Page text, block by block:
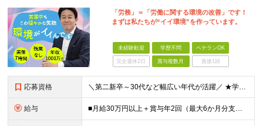
「労務」＝「労働に関する環境の改善」です！
まずは私たちが“イイ環境”を作っています。
未経験歓迎 学歴不問 ベテランOK
完全週休2日 賞与複数月 面接1回
応募資格 ＼第二新卒～30代など幅広い年代が活躍／ ★学歴不問 ★第二新卒歓迎 社会保険や労務の知識は必要ありません。 業界未経験からスタートできます！ ＼優遇します！／ ★何かしらの営業経験をお持ちの方（
給与 ■月給30万円以上＋賞与年2回（最大6か月分支給実績あり）＋インセンティブ ★インセンティブ毎月支給 └最大で30～65万円を獲得する社員も └入社5年未満の社員の月平均インセンティブ15万円 ★社